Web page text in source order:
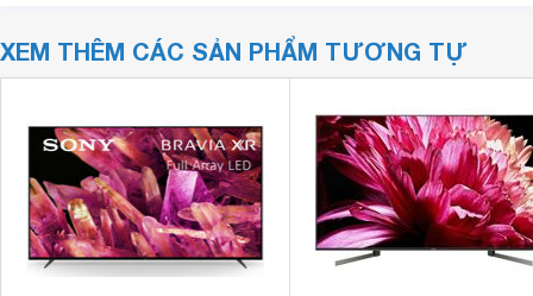
XEM THÊM CÁC SẢN PHẨM TƯƠNG TỰ